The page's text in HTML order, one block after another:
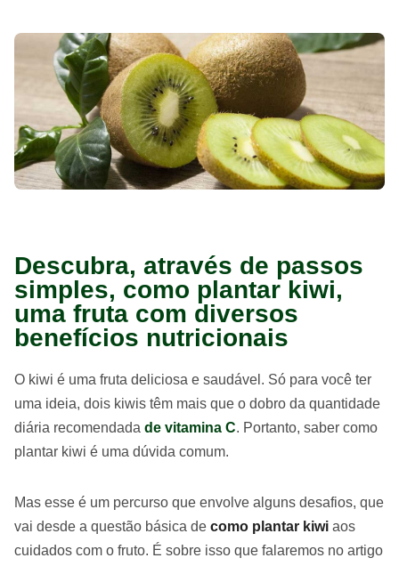
Descubra, através de passos
simples, como plantar kiwi,
uma fruta com diversos
benefícios nutricionais
O kiwi é uma fruta deliciosa e saudável. Só para você ter
uma ideia, dois kiwis têm mais que o dobro da quantidade
diária recomendada de vitamina C. Portanto, saber como
plantar kiwi é uma dúvida comum.
Mas esse é um percurso que envolve alguns desafios, que
vai desde a questão básica de como plantar kiwi aos
cuidados com o fruto. É sobre isso que falaremos no artigo